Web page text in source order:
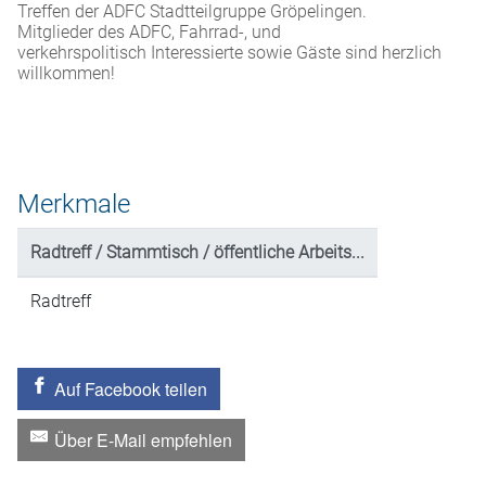
Treffen der ADFC Stadtteilgruppe Gröpelingen.
Mitglieder des ADFC, Fahrrad-, und
verkehrspolitisch Interessierte sowie Gäste sind herzlich
willkommen!
Merkmale
Radtreff / Stammtisch / öffentliche Arbeits...
Radtreff
Auf Facebook teilen
Über E-Mail empfehlen